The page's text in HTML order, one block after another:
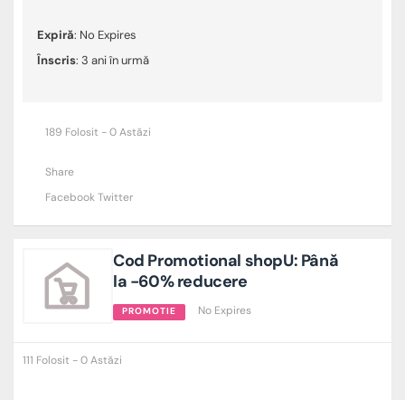
Expiră: No Expires
Înscris: 3 ani în urmă
189 Folosit - 0 Astăzi
Share
FacebookTwitter
Cod Promotional shopU: Până
la -60% reducere
PROMOTIE No Expires
111 Folosit - 0 Astăzi